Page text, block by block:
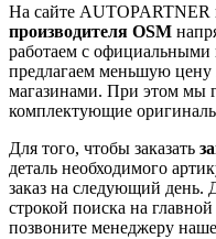
На сайте AUTOPARTNER
производителя OSM
работаем с
предлагаем меньшую цену
магазинами. При этом мы
комплектующие
Для того, чтобы заказать
деталь необходимого
заказ на следующий день.
строкой поиска на
позвоните менеджеру